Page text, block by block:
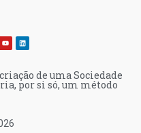
de uma Sociedade
por si só, um método